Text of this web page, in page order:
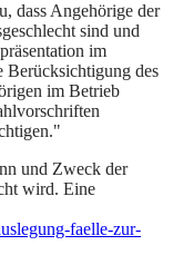
dass Angehörige der
sind und
im
Berücksichtigung des
im Betrieb
und Zweck der
wird. Eine
faelle-zur-